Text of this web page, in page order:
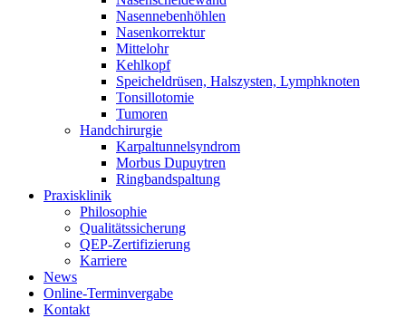
Nasennebenhöhlen
Nasenkorrektur
Mittelohr
Kehlkopf
Speicheldrüsen, Halszysten, Lymphknoten
Tonsillotomie
Tumoren
Handchirurgie
Karpaltunnelsyndrom
Morbus Dupuytren
Ringbandspaltung
Praxisklinik
Philosophie
Qualitätssicherung
QEP-Zertifizierung
Karriere
News
Online-Terminvergabe
Kontakt